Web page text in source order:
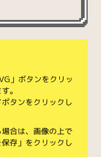
」ボタンをクリッ
。
タンをクリックし
合は、画像の上で
存」をクリックし